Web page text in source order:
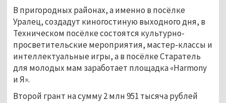
В пригородных районах, а именно в посёлке
Уралец, создадут киногостиную выходного дня, в
Техническом посёлке состоятся культурно-
просветительские мероприятия, мастер-классы и
интеллектуальные игры, а в посёлке Старатель
для молодых мам заработает площадка «Harmony
и Я».
Второй грант на сумму 2 млн 951 тысяча рублей